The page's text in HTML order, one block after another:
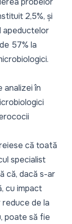
2,5%, și
apeductelor
57% la
în
că toată
specialist
că, dacă s-ar
cu impact
de la
poate să fie